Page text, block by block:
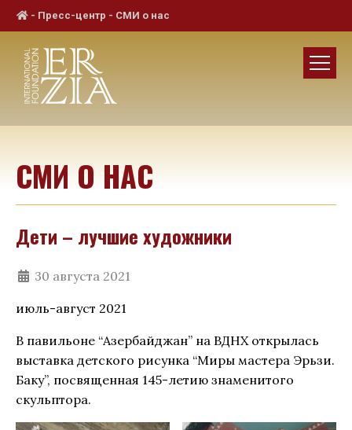
- Пресс-центр - СМИ о нас
СМИ О НАС
Дети – лучшие художники
30 августа 2021
июль-август 2021
В павильоне “Азербайджан” на ВДНХ открылась
выставка детского рисунка “Миры мастера Эрьзи.
Баку”, посвященная 145-летию знаменитого
скульптора.